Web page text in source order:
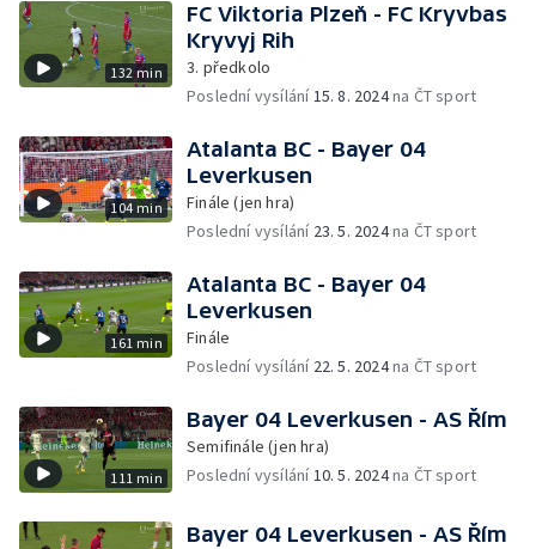
132 min
FC Viktoria Plzeň - FC Kryvbas
Kryvyj Rih
3. předkolo
Poslední vysílání15. 8. 2024na ČT sport
104 min
Atalanta BC - Bayer 04
Leverkusen
Finále (jen hra)
Poslední vysílání 23. 5. 2024na ČT sport
161 min
Atalanta BC - Bayer 04
Leverkusen
Finále
Poslední vysílání 22. 5. 2024na ČT sport
111 min
Bayer 04 Leverkusen - AS Řím
Semifinále (jen hra)
Poslední vysílání10. 5. 2024na ČT sport
Bayer 04 Leverkusen - AS Řím